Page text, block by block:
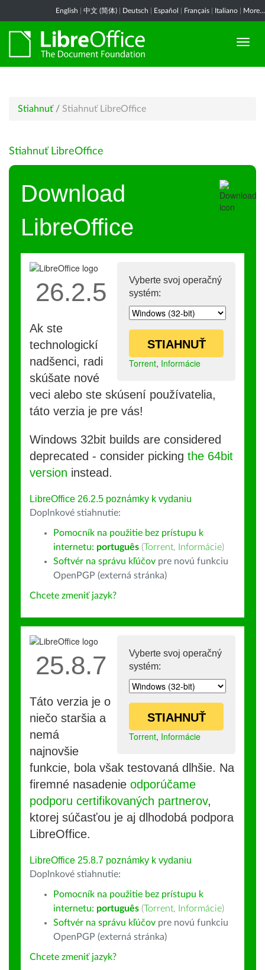
English 中文 (简体) Deutsch Español Français Italiano More...
Stiahnuť / Stiahnuť LibreOffice
Stiahnuť LibreOffice
Download
LibreOffice
Vyberte svoj operačný
systém:
STIAHNUŤ
Torrent, Informácie
26.2.5
Ak ste
technologickí
nadšenci, radi
skúšate nové
veci alebo ste skúsení používatelia,
táto verzia je pre vás!
Windows 32bit builds are considered
deprecated - consider picking the 64bit
version instead.
LibreOffice 26.2.5 poznámky k vydaniu
Doplnkové stiahnutie:
Pomocník na použitie bez prístupu k
internetu: português (Torrent, Informácie)
Softvér na správu kľúčov pre novú funkciu
OpenPGP (externá stránka)
Chcete zmeniť jazyk?
Vyberte svoj operačný
systém:
STIAHNUŤ
Torrent, Informácie
25.8.7
Táto verzia je o
niečo staršia a
nemá
najnovšie
funkcie, bola však testovaná dlhšie. Na
firemné nasadenie odporúčame
podporu certifikovaných partnerov,
ktorej súčasťou je aj dlhodobá podpora
LibreOffice.
LibreOffice 25.8.7 poznámky k vydaniu
Doplnkové stiahnutie:
Pomocník na použitie bez prístupu k
internetu: português (Torrent, Informácie)
Softvér na správu kľúčov pre novú funkciu
OpenPGP (externá stránka)
Chcete zmeniť jazyk?